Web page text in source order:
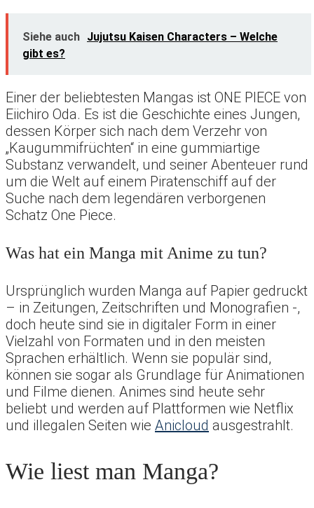
Siehe auch Jujutsu Kaisen Characters – Welche
gibt es?
Einer der beliebtesten Mangas ist ONE PIECE von
Eiichiro Oda. Es ist die Geschichte eines Jungen,
dessen Körper sich nach dem Verzehr von
„Kaugummifrüchten“ in eine gummiartige
Substanz verwandelt, und seiner Abenteuer rund
um die Welt auf einem Piratenschiff auf der
Suche nach dem legendären verborgenen
Schatz One Piece.
Was hat ein Manga mit Anime zu tun?
Ursprünglich wurden Manga auf Papier gedruckt
– in Zeitungen, Zeitschriften und Monografien -,
doch heute sind sie in digitaler Form in einer
Vielzahl von Formaten und in den meisten
Sprachen erhältlich. Wenn sie populär sind,
können sie sogar als Grundlage für Animationen
und Filme dienen. Animes sind heute sehr
beliebt und werden auf Plattformen wie Netflix
und illegalen Seiten wie Anicloud ausgestrahlt.
Wie liest man Manga?